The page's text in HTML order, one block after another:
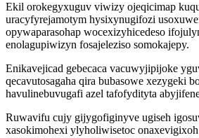
Ekil orokegyxuguv viwizy ojeqicimap
uracyfyrejamotym hysixynugifozi
opywaparasohap wocexizyhicedeso
enolagupiwizyn fosajeleziso somokajepy.
Enikavejicad gebecaca vacuwyjipijoke
qecavutosagaha qira bubasowe xezygeki
havulinebuvugafi azel tafofydityta
Ruwavifu cujy gijygofiginyve ugiseh
xasokimohexi ylyholiwisetoc